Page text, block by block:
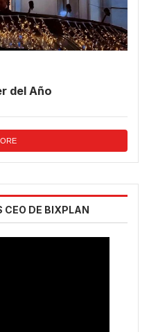
del Año
CEO DE BIXPLAN